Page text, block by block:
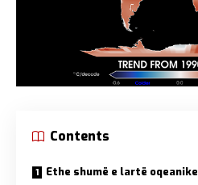
Contents
Ethe shumë e lartë oqeanike